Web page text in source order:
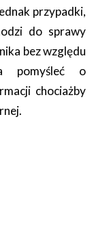
przypadki,
do sprawy
bez względu
pomyśleć o
chociażby